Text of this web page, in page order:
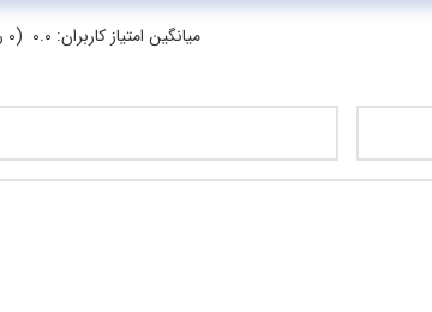
میانگین امتیاز کاربران: 0.0 (0 رای)